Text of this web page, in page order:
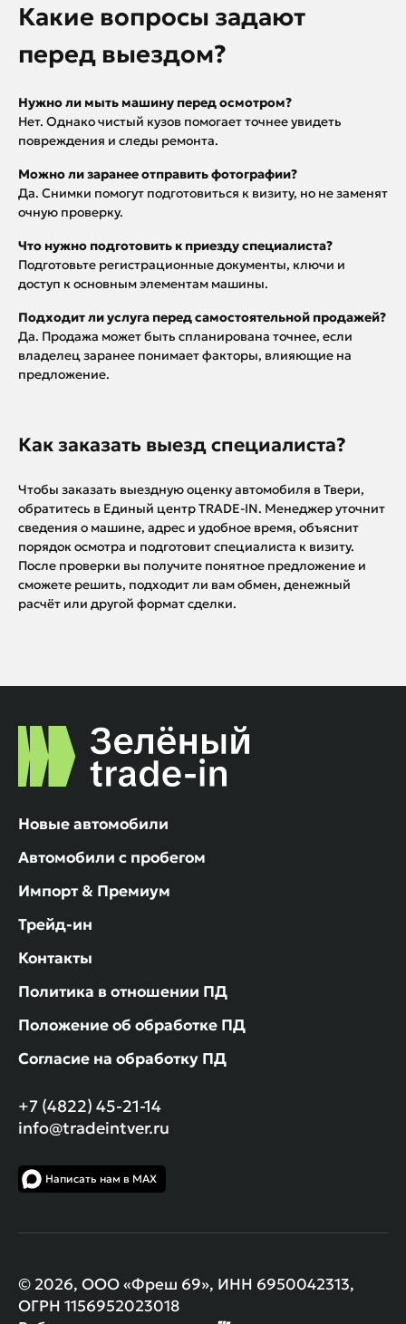
Какие вопросы задают
перед выездом?
Нужно ли мыть машину перед осмотром?
Нет. Однако чистый кузов помогает точнее увидеть
повреждения и следы ремонта.
Можно ли заранее отправить фотографии?
Да. Снимки помогут подготовиться к визиту, но не заменят
очную проверку.
Что нужно подготовить к приезду специалиста?
Подготовьте регистрационные документы, ключи и
доступ к основным элементам машины.
Подходит ли услуга перед самостоятельной продажей?
Да. Продажа может быть спланирована точнее, если
владелец заранее понимает факторы, влияющие на
предложение.
Как заказать выезд специалиста?
Чтобы заказать выездную оценку автомобиля в Твери,
обратитесь в Единый центр TRADE-IN. Менеджер уточнит
сведения о машине, адрес и удобное время, объяснит
порядок осмотра и подготовит специалиста к визиту.
После проверки вы получите понятное предложение и
сможете решить, подходит ли вам обмен, денежный
расчёт или другой формат сделки.
Написать нам в MAX
+7 (4822) 45-21-14
info@tradeintver.ru
Новые автомобили
Автомобили с пробегом
Импорт & Премиум
Трейд-ин
Контакты
Политика в отношении ПД
Положение об обработке ПД
Согласие на обработку ПД
© 2026, ООО «Фреш 69», ИНН 6950042313,
ОГРН 1156952023018